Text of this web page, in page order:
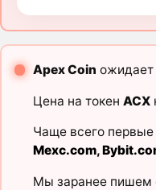
Apex Coin ожидает
Цена на токен ACX
Чаще всего первые
Mexc.com,
Мы заранее пишем